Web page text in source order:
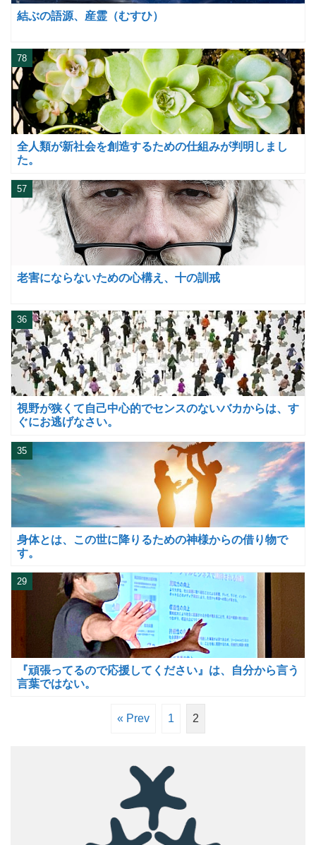
結ぶの語源、産霊（むすひ）
全人類が新社会を創造するための仕組みが判明しまし
た。
78
老害にならないための心構え、十の訓戒
57
視野が狭くて自己中心的でセンスのないバカからは、す
ぐにお逃げなさい。
36
身体とは、この世に降りるための神様からの借り物で
す。
35
『頑張ってるので応援してください』は、自分から言う
言葉ではない。
29
« Prev 1 2